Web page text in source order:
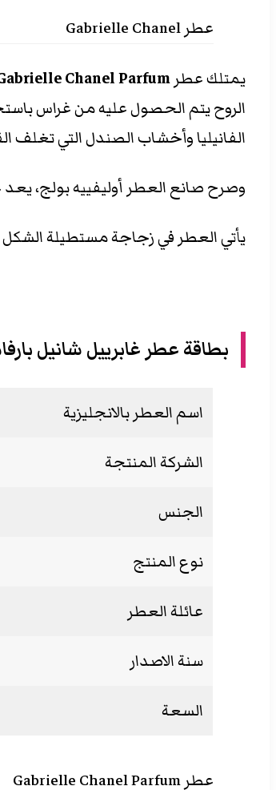
عطر Gabrielle Chanel
يمتلك عطر Chanel Parfum
الروح يتم الحصول عليه من غراس
الفانيليا وأخشاب الصندل التي تغلف
وصرح صانع العطر أوليفييه بولج،
يأتي العطر في زجاجة مستطيلة
بطاقة عطر غابرييل شانيل
اسم العطر بالانجليزية
الشركة المنتجة
الجنس
نوع المنتج
عائلة العطر
سنة الاصدار
السعة
عطر Gabrielle Chanel Parfum